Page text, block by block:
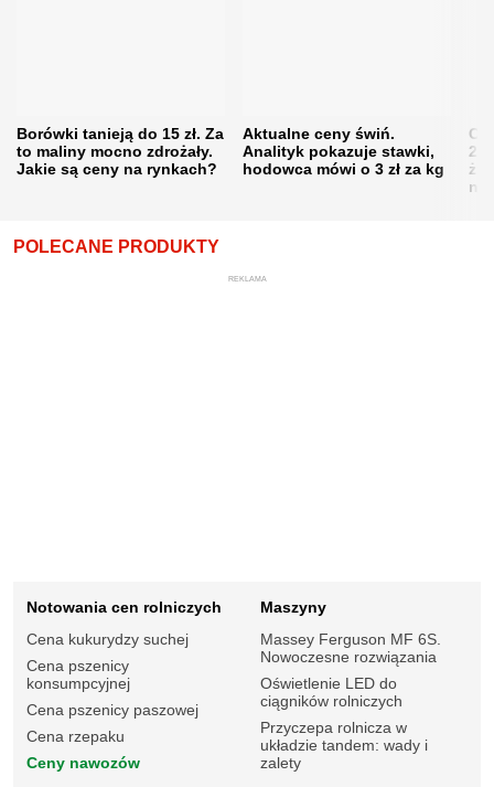
Borówki tanieją do 15 zł. Za
to maliny mocno zdrożały.
Jakie są ceny na rynkach?
Aktualne ceny świń.
Analityk pokazuje stawki,
hodowca mówi o 3 zł za kg
POLECANE PRODUKTY
REKLAMA
Notowania cen rolniczych
Cena kukurydzy suchej
Cena pszenicy
konsumpcyjnej
Cena pszenicy paszowej
Cena rzepaku
Ceny nawozów
Maszyny
Massey Ferguson MF 6S.
Nowoczesne rozwiązania
Oświetlenie LED do
ciągników rolniczych
Przyczepa rolnicza w
układzie tandem: wady i
zalety